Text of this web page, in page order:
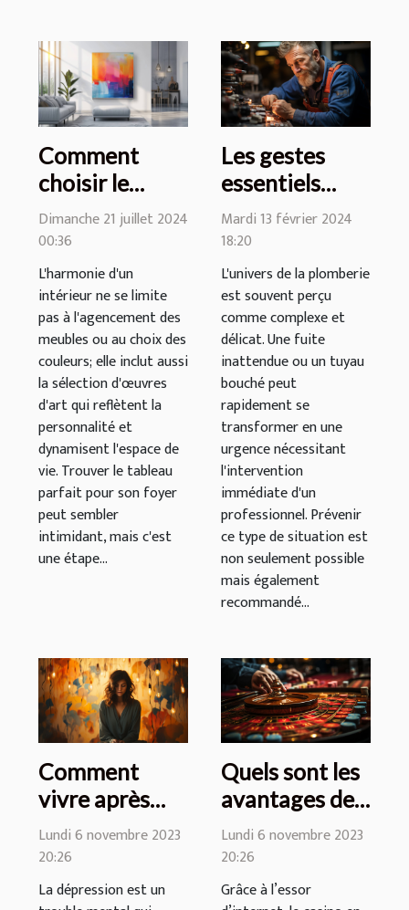
Comment
choisir le
tableau
parfait pour
dynamiser
votre intérieur
Dimanche 21 juillet 2024
00:36
L'harmonie d'un
intérieur ne se limite
pas à l'agencement des
meubles ou au choix des
couleurs; elle inclut aussi
la sélection d'œuvres
d'art qui reflètent la
personnalité et
dynamisent l'espace de
vie. Trouver le tableau
parfait pour son foyer
peut sembler
intimidant, mais c'est
une étape...
Les gestes
essentiels
pour prévenir
les urgences
en plomberie
Mardi 13 février 2024
18:20
L'univers de la plomberie
est souvent perçu
comme complexe et
délicat. Une fuite
inattendue ou un tuyau
bouché peut
rapidement se
transformer en une
urgence nécessitant
l'intervention
immédiate d'un
professionnel. Prévenir
ce type de situation est
non seulement possible
mais également
recommandé...
Comment
vivre après
une période de
dépression
majeure ?
Lundi 6 novembre 2023
20:26
La dépression est un
Quels sont les
avantages de
jouer à la
roulette russe
en ligne ?
Lundi 6 novembre 2023
20:26
Grâce à l’essor